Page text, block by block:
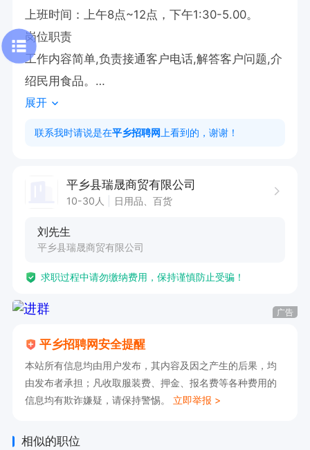
上班时间：上午8点~12点，下午1:30-5.00。
岗位职责
工作内容简单,负责接通客户电话,解答客户问题,介
绍民用食品。
工资底薪➕全勤+提成，有公休 ，自由调休工作简
单无压力，
展开
联系我时请说是在平乡招聘网 上看到的，谢谢！
平乡县瑞晟商贸有限公司
10-30人 日用品、百货
刘先生
平乡县瑞晟商贸有限公司
求职过程中请勿缴纳费用，保持谨慎防止受骗！
广告
平乡招聘网安全提醒
本站所有信息均由用户发布，其内容及因之产生的后果，均
由发布者承担；凡收取服装费、押金、报名费等各种费用的
信息均有欺诈嫌疑，请保持警惕。 立即举报 >
相似的职位